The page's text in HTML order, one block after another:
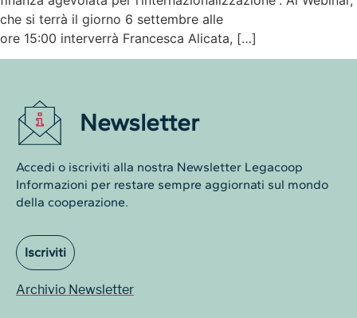
che si terrà il giorno 6 settembre alle
ore 15:00 interverrà Francesca Alicata, […]
Newsletter
Accedi o iscriviti alla nostra Newsletter Legacoop
Informazioni per restare sempre aggiornati sul mondo
della cooperazione.
Iscriviti
Archivio Newsletter